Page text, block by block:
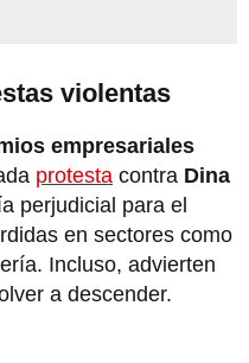
violentas
empresariales
protesta contra Dina
perjudicial para el
en sectores como
Incluso, advierten
a descender.